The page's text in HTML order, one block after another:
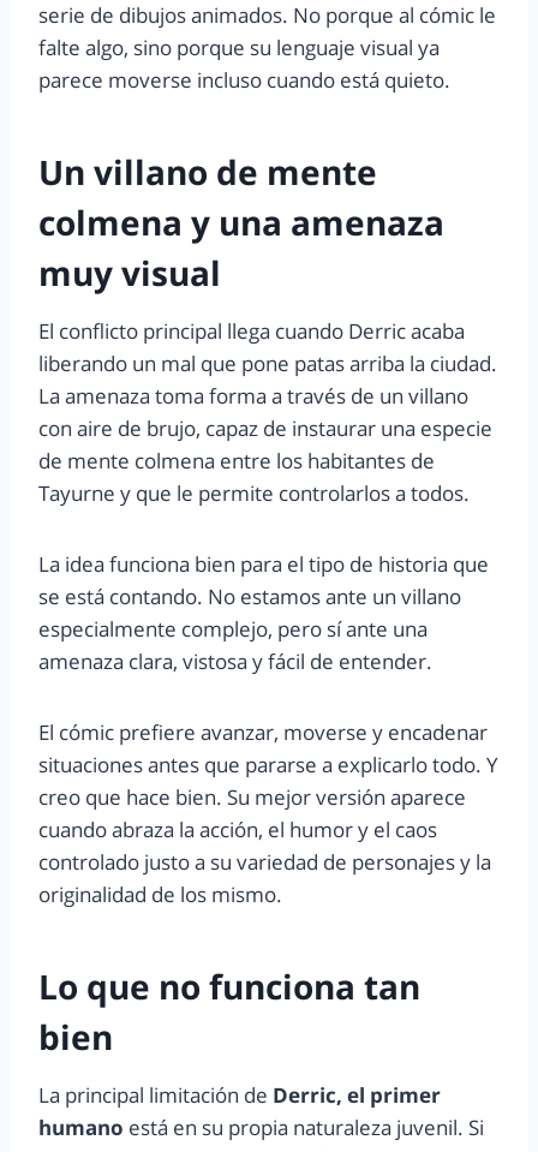
serie de dibujos animados. No porque al cómic le
falte algo, sino porque su lenguaje visual ya
parece moverse incluso cuando está quieto.
Un villano de mente
colmena y una amenaza
muy visual
El conflicto principal llega cuando Derric acaba
liberando un mal que pone patas arriba la ciudad.
La amenaza toma forma a través de un villano
con aire de brujo, capaz de instaurar una especie
de mente colmena entre los habitantes de
Tayurne y que le permite controlarlos a todos.
La idea funciona bien para el tipo de historia que
se está contando. No estamos ante un villano
especialmente complejo, pero sí ante una
amenaza clara, vistosa y fácil de entender.
El cómic prefiere avanzar, moverse y encadenar
situaciones antes que pararse a explicarlo todo. Y
creo que hace bien. Su mejor versión aparece
cuando abraza la acción, el humor y el caos
controlado justo a su variedad de personajes y la
originalidad de los mismo.
Lo que no funciona tan
bien
La principal limitación de Derric, el primer
humano está en su propia naturaleza juvenil. Si